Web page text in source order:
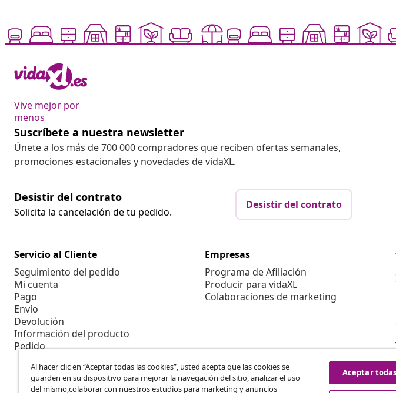
Vive mejor por
menos
Suscríbete a nuestra newsletter
Únete a los más de 700 000 compradores que reciben ofertas semanales,
promociones estacionales y novedades de vidaXL.
Desistir del contrato
Solicita la cancelación de tu pedido.
Desistir del contrato
Servicio al Cliente
Seguimiento del pedido
Mi cuenta
Pago
Envío
Devolución
Información del producto
Pedido
Empresas
Programa de Afiliación
Producir para vidaXL
Colaboraciones de marketing
Al hacer clic en “Aceptar todas las cookies”, usted acepta que las cookies se
guarden en su dispositivo para mejorar la navegación del sitio, analizar el uso
del mismo,colaborar con nuestros estudios para marketing y anuncios
Aceptar